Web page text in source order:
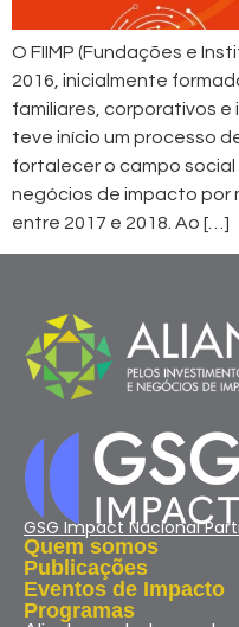
O FIIMP (Fundações e
2016, inicialmente
familiares, corporativos e
teve início um processo
fortalecer o campo
negócios de impacto por
entre 2017 e 2018. Ao […]
GSG Impact Nacional
Quem somos
Publicações
Eventos de Impacto
Programas